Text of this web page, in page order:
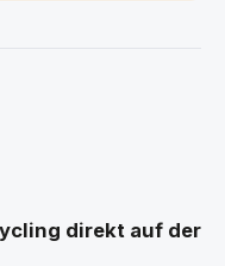
direkt auf der